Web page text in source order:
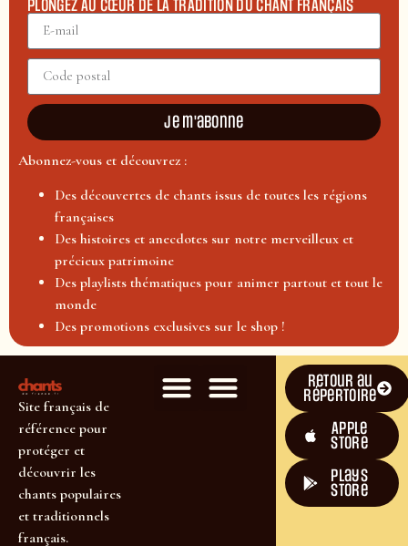
PLONGEZ AU CŒUR DE LA TRADITION DU CHANT FRANÇAIS
Je m'abonne
Abonnez-vous et découvrez :
Des découvertes de chants issus de toutes les régions
françaises
Des histoires et anecdotes sur notre merveilleux et
précieux patrimoine
Des playlists thématiques pour animer partout et tout le
monde
Des promotions exclusives sur le shop !
Site français de
référence pour
protéger et
découvrir les
chants populaires
et traditionnels
français.
Retour au
répertoire
Apple
Store
plays
store